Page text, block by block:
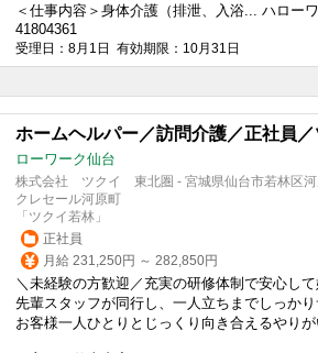
＜仕事内容＞身体介護（排泄、入浴... ハロー
41804361
受理日：8月1日 有効期限：10月31日
ホームヘルパー／訪問介護／正社員／
ローワーク仙台
株式会社 ツクイ 東北圏 - 宮城県仙台市若林区河
クレセール河原町
「ツクイ若林」
正社員
月給 231,250円 ～ 282,850円
＼未経験の方歓迎／充実の研修体制で安心し
先輩スタッフが同行し、一人立ちまでしっかり
お客様一人ひとりとじっくり向き合えるやり